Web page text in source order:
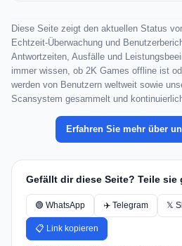
Diese Seite zeigt den aktuellen Status
Echtzeit-Überwachung und
Antwortzeiten, Ausfälle und
immer wissen, ob 2K Games offline ist
werden von Benutzern weltweit sowie
Scansystem gesammelt und
Erfahren Sie mehr über
Gefällt dir diese Seite? Teile sie
🟢 WhatsApp ✈️ Telegram 𝕏
📋 Link kopieren